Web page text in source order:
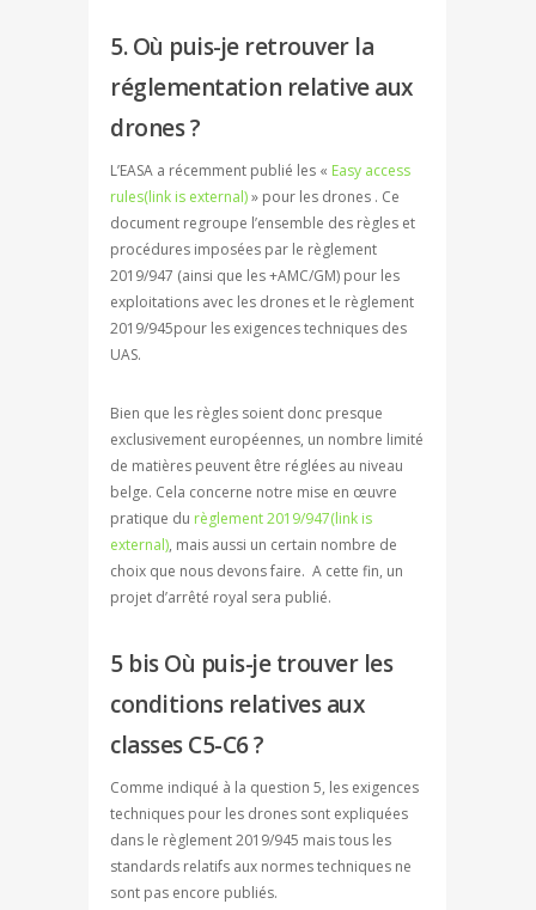
5. Où puis-je retrouver la
réglementation relative aux
drones ?
L’EASA a récemment publié les « Easy access
rules(link is external)» pour les drones . Ce
document regroupe l’ensemble des règles et
procédures imposées par le règlement
2019/947 (ainsi que les +AMC/GM) pour les
exploitations avec les drones et le règlement
2019/945pour les exigences techniques des
UAS.
Bien que les règles soient donc presque
exclusivement européennes, un nombre limité
de matières peuvent être réglées au niveau
belge. Cela concerne notre mise en œuvre
pratique du règlement 2019/947(link is
external), mais aussi un certain nombre de
choix que nous devons faire. A cette fin, un
projet d’arrêté royal sera publié.
5 bis Où puis-je trouver les
conditions relatives aux
classes C5-C6 ?
Comme indiqué à la question 5, les exigences
techniques pour les drones sont expliquées
dans le règlement 2019/945 mais tous les
standards relatifs aux normes techniques ne
sont pas encore publiés.